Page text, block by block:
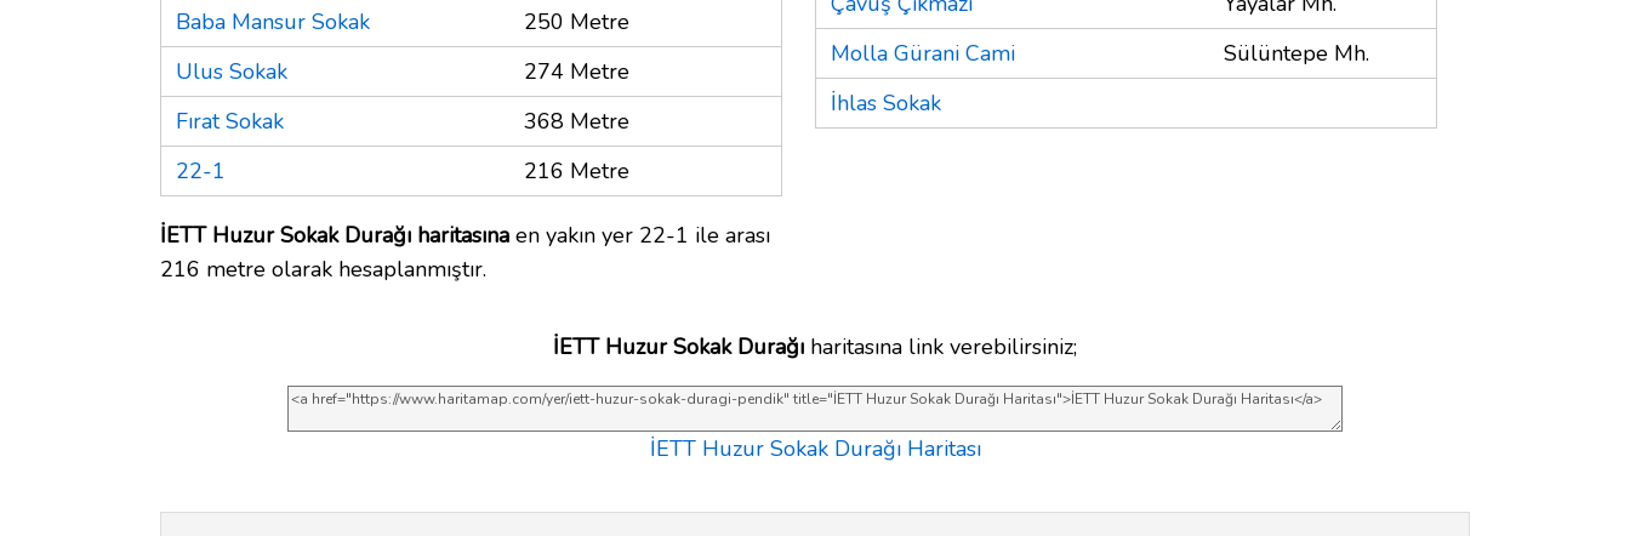
Baba Mansur Sokak
250 Metre
Ulus Sokak
274 Metre
Fırat Sokak
368 Metre
22-1
216 Metre
İETT Huzur Sokak Durağı haritasına en yakın yer 22-1 ile arası
216 metre olarak hesaplanmıştır.
Molla Gürani Cami
Sülüntepe Mh.
İhlas Sokak
İETT Huzur Sokak Durağı haritasına link verebilirsiniz;
İETT Huzur Sokak Durağı Haritası